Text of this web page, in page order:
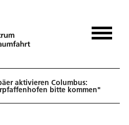
aktivieren Columbus:
bitte kommen"